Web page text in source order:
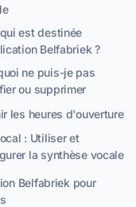
est destinée
Belfabriek ?
ne puis-je pas
ou supprimer
les heures d'ouverture
: Utiliser et
la synthèse vocale
Belfabriek pour